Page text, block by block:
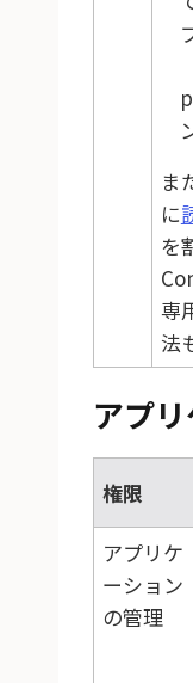
ま
に
を
専
法
アプ
権限
アプリケ
ーション
の管理